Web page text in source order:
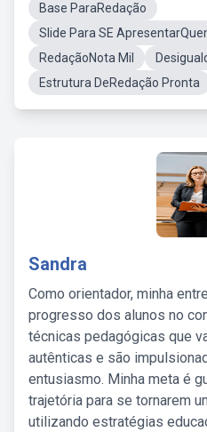
Base ParaRedação
Slide Para SE
RedaçãoNota Mil
Estrutura DeRedação Pronta
Sandra
Como orientador, minha
progresso dos alunos no
técnicas pedagógicas que
autênticas e são
entusiasmo. Minha meta é
trajetória para se tornarem
utilizando estratégias